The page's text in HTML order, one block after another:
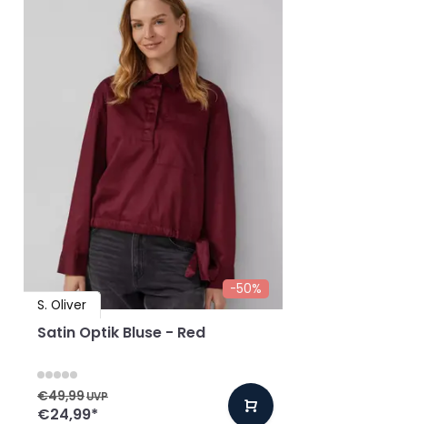
-50%
S. Oliver
Satin Optik Bluse - Red
€49,99UVP
€24,99*